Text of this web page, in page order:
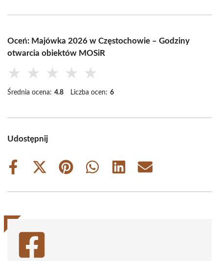
Oceń: Majówka 2026 w Częstochowie – Godziny
otwarcia obiektów MOSiR
★ ★ ★ ★ ★
Średnia ocena: 4.8 Liczba ocen: 6
Udostępnij
Share
Share
(Twitter)
Share
Share
Share
Share